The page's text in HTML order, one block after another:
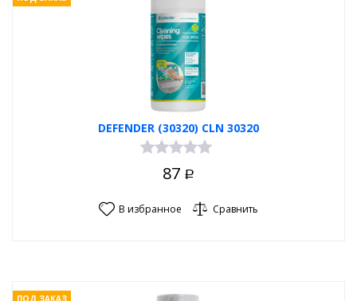
DEFENDER (30320) CLN 30320
87 Р
В избранное Сравнить